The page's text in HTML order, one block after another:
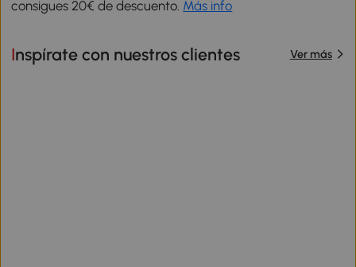
consigues 20€ de descuento. Más info
Inspírate con nuestros clientes Ver más